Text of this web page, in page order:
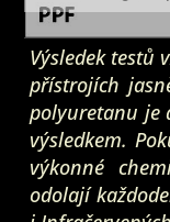
Výsledek testů
přístrojích
polyuretanu je
výsledkem.
výkonné
odolají